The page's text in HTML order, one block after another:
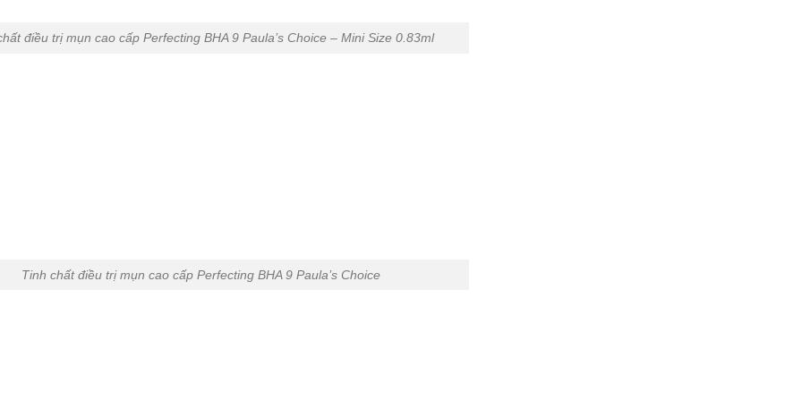
điều trị mụn cao cấp Perfecting BHA 9 Paula’s Choice – Mini Size 0.83ml
Tinh chất điều trị mụn cao cấp Perfecting BHA 9 Paula’s Choice